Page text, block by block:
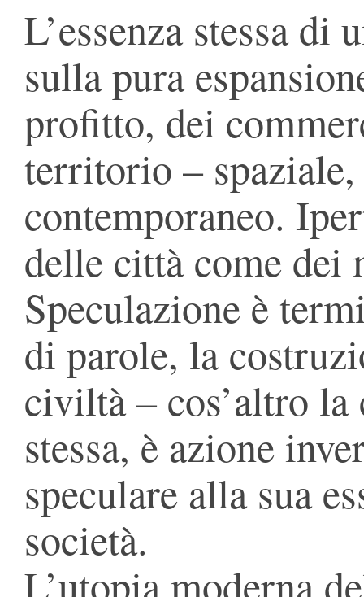
L’essenza stessa
sulla pura
profitto, dei
territorio –
contemporaneo.
delle città come dei
Speculazione è
di parole, la
civiltà – cos’altro la
stessa, è azione
speculare alla sua
società.
L’utopia moderna